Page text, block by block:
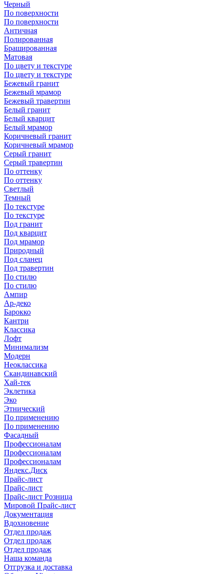
Черный
По поверхности
По поверхности
Античная
Полированная
Брашированная
Матовая
По цвету и текстуре
По цвету и текстуре
Бежевый гранит
Бежевый мрамор
Бежевый травертин
Белый гранит
Белый кварцит
Белый мрамор
Коричневый гранит
Коричневый мрамор
Серый гранит
Серый травертин
По оттенку
По оттенку
Светлый
Темный
По текстуре
По текстуре
Под гранит
Под кварцит
Под мрамор
Природный
Под сланец
Под травертин
По стилю
По стилю
Ампир
Ар-деко
Барокко
Кантри
Классика
Лофт
Минимализм
Модерн
Неоклассика
Скандинавский
Хай-тек
Эклетика
Эко
Этнический
По применению
По применению
Фасадный
Профессионалам
Профессионалам
Профессионалам
Яндекс.Диск
Прайс-лист
Прайс-лист
Прайс-лист Розница
Мировой Прайс-лист
Документация
Вдохновение
Отдел продаж
Отдел продаж
Отдел продаж
Наша команда
Отгрузка и доставка